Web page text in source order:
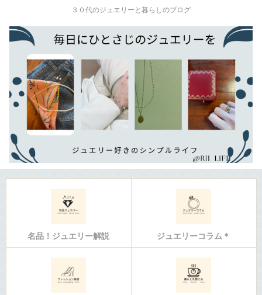
３０代のジュエリーと暮らしのブログ
名品！ジュエリー解説 ジュエリーコラム＊